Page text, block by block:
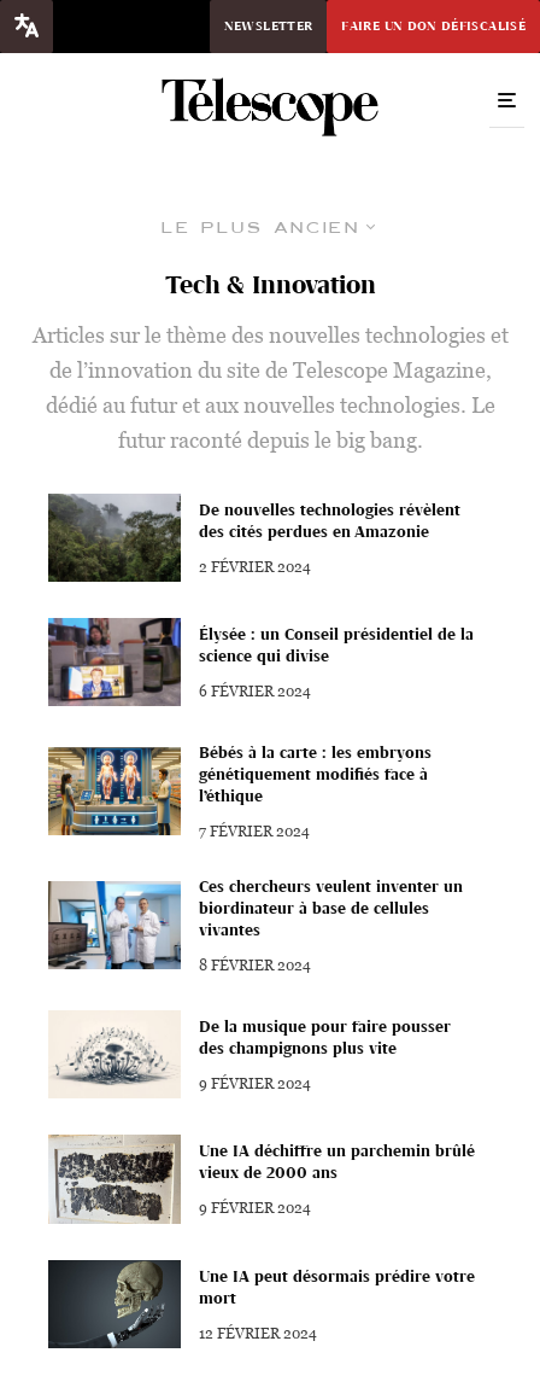
NEWSLETTER FAIRE UN DON DÉFISCALISÉ
Le plus ancien
Tech & Innovation
Articles sur le thème des nouvelles technologies et
de l’innovation du site de Telescope Magazine,
dédié au futur et aux nouvelles technologies. Le
futur raconté depuis le big bang.
De nouvelles technologies révèlent
des cités perdues en Amazonie
2 FÉVRIER 2024
Élysée : un Conseil présidentiel de la
science qui divise
6 FÉVRIER 2024
Bébés à la carte : les embryons
génétiquement modifiés face à
l’éthique
7 FÉVRIER 2024
Ces chercheurs veulent inventer un
biordinateur à base de cellules
vivantes
8 FÉVRIER 2024
De la musique pour faire pousser
des champignons plus vite
9 FÉVRIER 2024
Une IA déchiffre un parchemin brûlé
vieux de 2000 ans
9 FÉVRIER 2024
Une IA peut désormais prédire votre
mort
12 FÉVRIER 2024